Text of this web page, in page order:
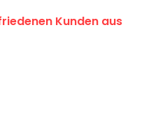
Kunden aus